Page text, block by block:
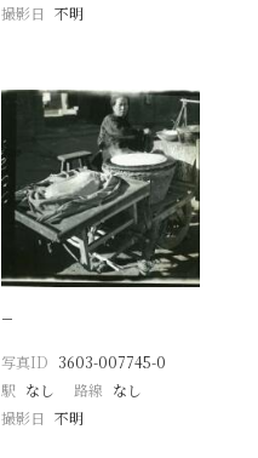
撮影日 不明
−
写真ID 3603-007745-0
駅 なし 路線 なし
撮影日 不明